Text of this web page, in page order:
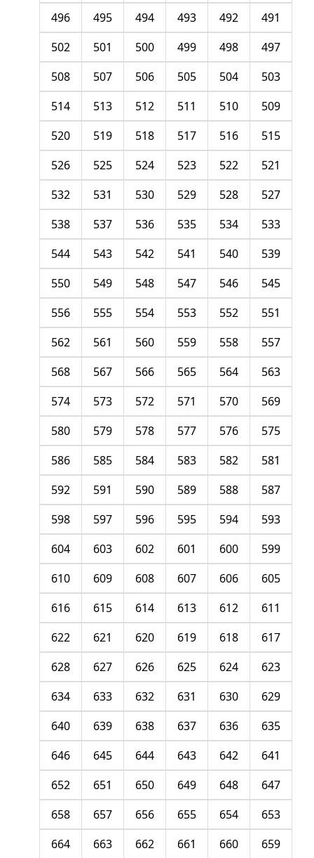
491
492
493
494
495
496
497
498
499
500
501
502
503
504
505
506
507
508
509
510
511
512
513
514
515
516
517
518
519
520
521
522
523
524
525
526
527
528
529
530
531
532
533
534
535
536
537
538
539
540
541
542
543
544
545
546
547
548
549
550
551
552
553
554
555
556
557
558
559
560
561
562
563
564
565
566
567
568
569
570
571
572
573
574
575
576
577
578
579
580
581
582
583
584
585
586
587
588
589
590
591
592
593
594
595
596
597
598
599
600
601
602
603
604
605
606
607
608
609
610
611
612
613
614
615
616
617
618
619
620
621
622
623
624
625
626
627
628
629
630
631
632
633
634
635
636
637
638
639
640
641
642
643
644
645
646
647
648
649
650
651
652
653
654
655
656
657
658
659
660
661
662
663
664